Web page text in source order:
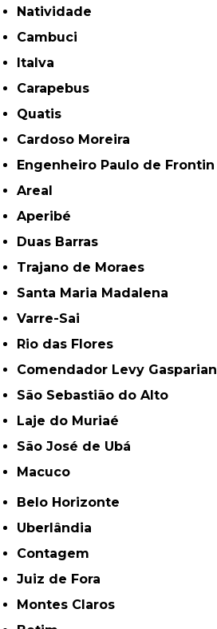
Natividade
Cambuci
Italva
Carapebus
Quatis
Cardoso Moreira
Engenheiro Paulo de Frontin
Areal
Aperibé
Duas Barras
Trajano de Moraes
Santa Maria Madalena
Varre-Sai
Rio das Flores
Comendador Levy Gasparian
São Sebastião do Alto
Laje do Muriaé
São José de Ubá
Macuco
Belo Horizonte
Uberlândia
Contagem
Juiz de Fora
Montes Claros